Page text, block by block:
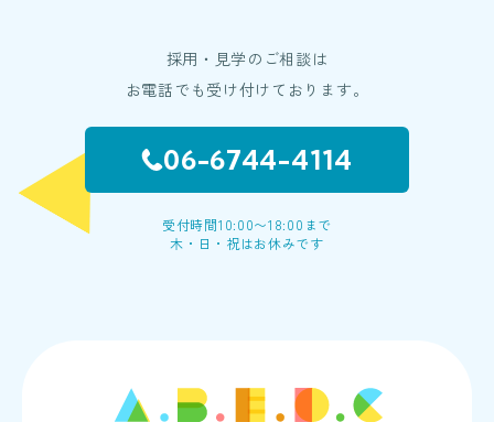
・法令に基づき開示することが必要である場合
個人情報の安全対策
当社は、個人情報の正確性及び安全性確保のために、セキュリテ
ィに万全の対策を講じています。
ご本人の照会
お客さまがご本人の個人情報の照会・修正・削除などをご希望さ
他規範を遵守するとともに、本ポリシーの内容を適宜見直し、そ
の改善に努めます。
採用・見学のご相談は
お電話でも受け付けております。
06-6744-4114
受付時間10:00〜18:00まで
木・日・祝はお休みです